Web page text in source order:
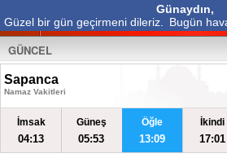
Günaydın,
Güzel bir gün geçirmeni dileriz.
Bugün
GÜNCEL
Sapanca
Namaz Vakitleri
İmsak
04:13
Güneş
05:53
Öğle
13:09
İkindi
17:01